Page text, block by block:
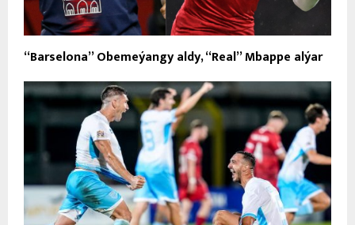
“Barselona” Obemeýangy aldy, “Real” Mbappe alýar